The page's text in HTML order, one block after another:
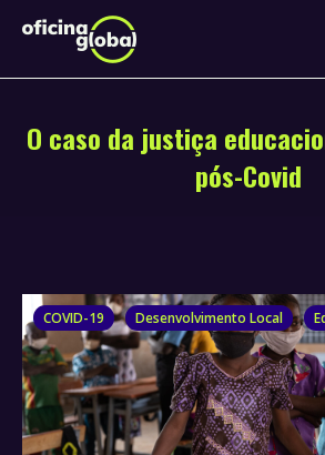
O caso da justiça
pós-Covid
COVID-19 Desenvolvimento Local